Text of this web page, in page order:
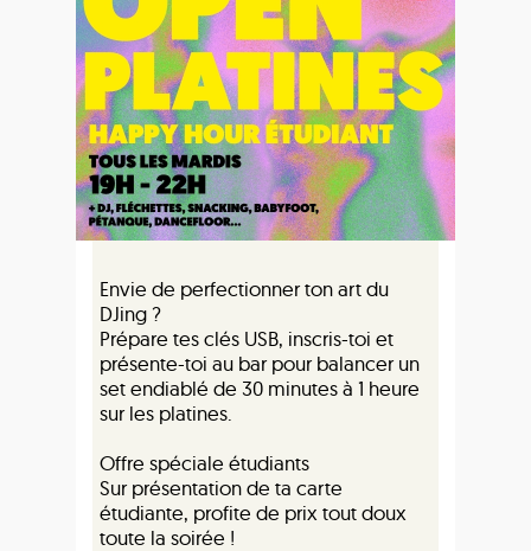
Envie de perfectionner ton art du
DJing ?
Prépare tes clés USB, inscris-toi et
présente-toi au bar pour balancer un
set endiablé de 30 minutes à 1 heure
sur les platines.
Offre spéciale étudiants
Sur présentation de ta carte
étudiante, profite de prix tout doux
toute la soirée !